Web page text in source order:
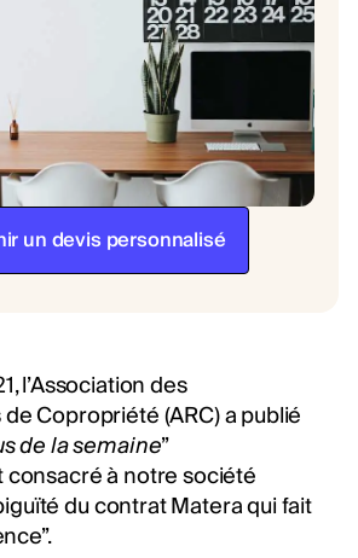
un devis personnalisé
l’Association des
Copropriété (ARC) a publié
de la semaine”
à notre société
du contrat Matera qui fait